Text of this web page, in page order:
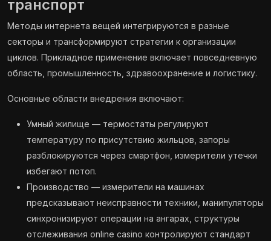
транспорт
Методы интернета вещей интегрируются в разные
секторы и трансформируют стратегии к организации
циклов. Прикладное применение включает повседневную
область, промышленность, здравоохранение и логистику.
Основные области внедрения включают:
Умный жилище — термостаты регулируют
температуру по присутствию жильцов, запоры
разблокируются через смартфон, измерители утечки
избегают потоп.
Производство — измерители на машинах
предсказывают неисправности техники, манипуляторы
синхронизируют операции на ангарах, структуры
отслеживания online casino контролируют стандарт